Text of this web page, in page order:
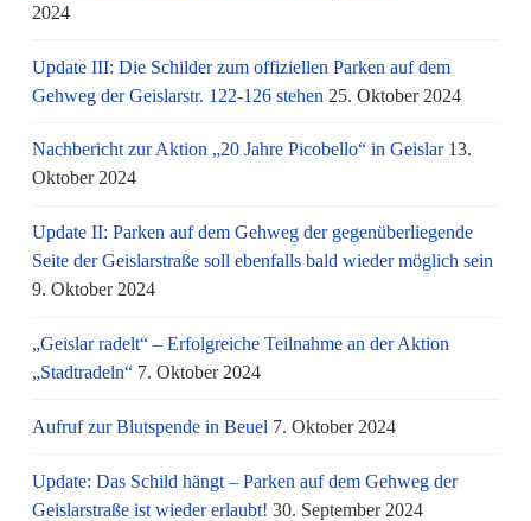
2024
Update III: Die Schilder zum offiziellen Parken auf dem
Gehweg der Geislarstr. 122-126 stehen 25. Oktober 2024
Nachbericht zur Aktion „20 Jahre Picobello“ in Geislar 13.
Oktober 2024
Update II: Parken auf dem Gehweg der gegenüberliegende
Seite der Geislarstraße soll ebenfalls bald wieder möglich sein
9. Oktober 2024
„Geislar radelt“ – Erfolgreiche Teilnahme an der Aktion
„Stadtradeln“ 7. Oktober 2024
Aufruf zur Blutspende in Beuel 7. Oktober 2024
Update: Das Schild hängt – Parken auf dem Gehweg der
Geislarstraße ist wieder erlaubt! 30. September 2024